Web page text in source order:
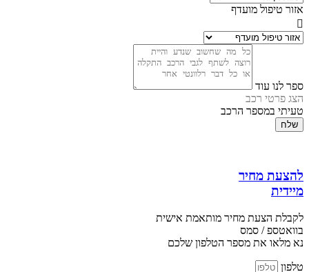
אזור טיפול מועדף
ספר לנו עוד
הצג פרטי רכב
טעיתי במספר הרכב
שלח
להצעת מחיר
מיידית
לקבלת הצעת מחיר מותאמת אישית
בוואטספ / סמס
נא מלאו את מספר הטלפון שלכם
טלפון